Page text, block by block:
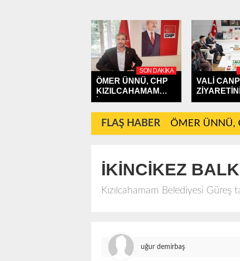
SON DAKIKA
ÖMER ÜNNÜ, CHP
KIZILCAHAMAM
İLÇE...
VALİ
ZİYARETİNİ
FLAŞ HABER ÖMER ÜNNÜ,
İKİNCİKEZ
Kızılcahamam Belediyesi
uğur demirbaş